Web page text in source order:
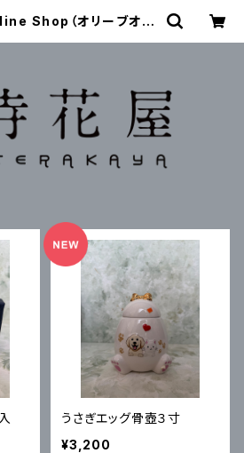
Shop（オリーブオン
うさぎエッグ骨壺３寸
¥3,200